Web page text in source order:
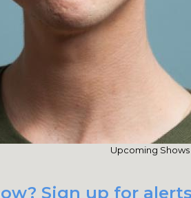
Upcoming Shows
Sign up for